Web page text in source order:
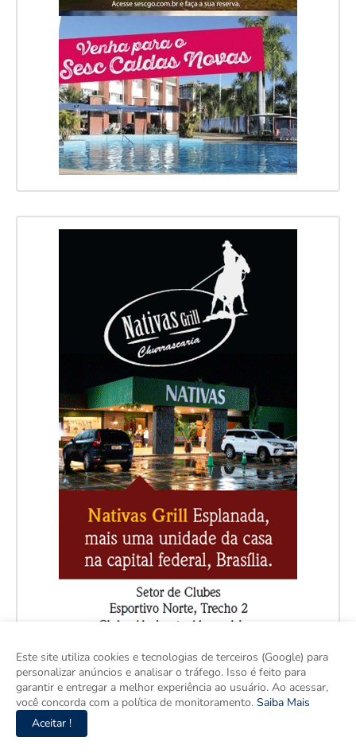
Este site utiliza cookies e tecnologias de terceiros (Google) para
personalizar anúncios e analisar o tráfego. Isso é feito para
garantir e entregar a melhor experiência ao usuário. Ao acessar,
você concorda com a política de monitoramento. Saiba Mais
Aceitar !